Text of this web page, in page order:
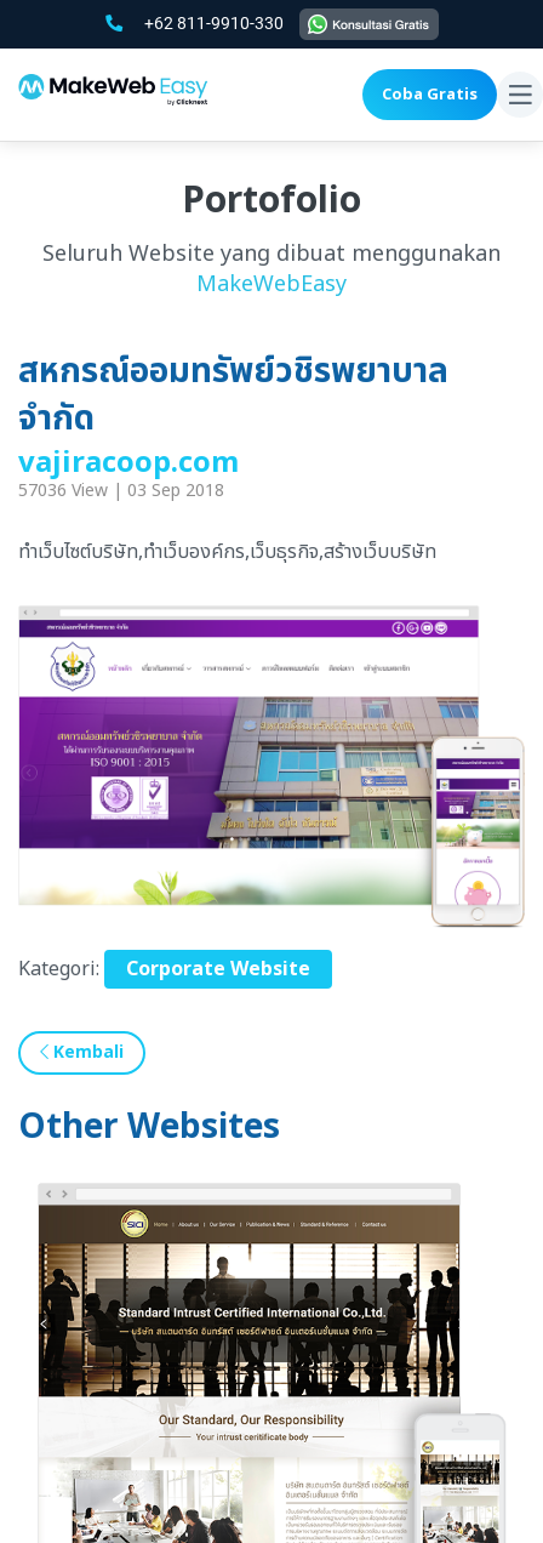
+62 811-9910-330
Coba Gratis
Portofolio
Seluruh Website yang dibuat menggunakan
MakeWebEasy
สหกรณ์ออมทรัพย์วชิรพยาบาล
จำกัด
vajiracoop.com
57036 View | 03 Sep 2018
ทำเว็บไซต์บริษัท,ทำเว็บองค์กร,เว็บธุรกิจ,สร้างเว็บบริษัท
Kategori: Corporate Website
Kembali
Other Websites